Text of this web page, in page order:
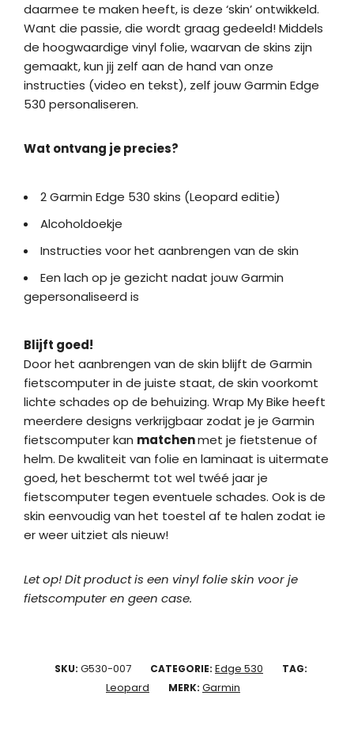
daarmee te maken heeft, is deze ‘skin’ ontwikkeld.
Want die passie, die wordt graag gedeeld! Middels
de hoogwaardige vinyl folie, waarvan de skins zijn
gemaakt, kun jij zelf aan de hand van onze
instructies (video en tekst), zelf jouw Garmin Edge
530 personaliseren.
Wat ontvang je precies?
2 Garmin Edge 530 skins (Leopard editie)
Alcoholdoekje
Instructies voor het aanbrengen van de skin
Een lach op je gezicht nadat jouw Garmin
gepersonaliseerd is
Blijft goed!
Door het aanbrengen van de skin blijft de Garmin
fietscomputer in de juiste staat, de skin voorkomt
lichte schades op de behuizing. Wrap My Bike heeft
meerdere designs verkrijgbaar zodat je je Garmin
fietscomputer kan matchenmet je fietstenue of
helm. De kwaliteit van folie en laminaat is uitermate
goed, het beschermt tot wel twéé jaar je
fietscomputer tegen eventuele schades. Ook is de
skin eenvoudig van het toestel af te halen zodat ie
er weer uitziet als nieuw!
Let op! Dit product is een vinyl folie skin voor je
fietscomputer en geen case.
SKU: G530-007 CATEGORIE: Edge 530 TAG:
Leopard MERK: Garmin